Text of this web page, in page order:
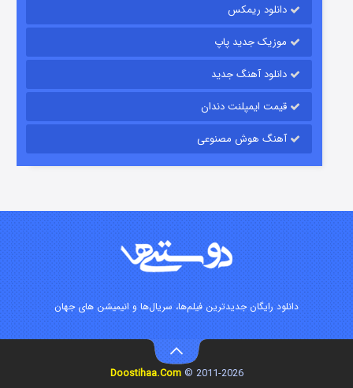
قسمت
قسمت۲ (دوبله) منتشر شد
دانلود ریمکس
موزیک جدید پاپ
دانلود آهنگ جدید
قیمت ایمپلنت دندان
آهنگ هوش مصنوعی
دانلود رایگان جدیدترین فیلم‌ها، سریال‌ها و انیمیشن های جهان
2011-2026 ©
Doostihaa.Com